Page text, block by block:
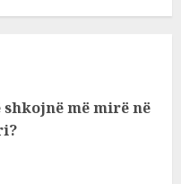
më mirë në